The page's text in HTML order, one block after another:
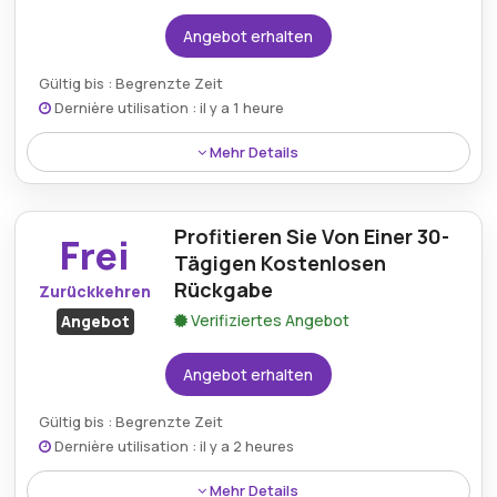
Angebot erhalten
Gültig bis : Begrenzte Zeit
Dernière utilisation : il y a 1 heure
Mehr Details
Kaufen Sie das Santal Tree Fragrance Oil Scentoil für
nur 7,50 € und verleihen Sie Ihrem Raum mit diesem
Premium-Duftöl einen reichen und erdigen Duft.
Frei
Zurückkehren
Angebot
Profitieren Sie Von Einer 30-
Tägigen Kostenlosen
Rückgabe
Verifiziertes Angebot
Angebot erhalten
Gültig bis : Begrenzte Zeit
Dernière utilisation : il y a 2 heures
Mehr Details